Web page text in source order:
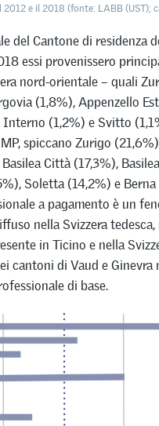
e il 2018 (fonte: LABB (UST);
del Cantone di residenza
essi provenissero
nord-orientale – quali
(1,8%), Appenzello
(1,2%) e Svitto
spiccano Zurigo
Città (17,3%),
Soletta (14,2%) e Berna
a pagamento è un
nella Svizzera
in Ticino e nella
cantoni di Vaud e Ginevra
di base.